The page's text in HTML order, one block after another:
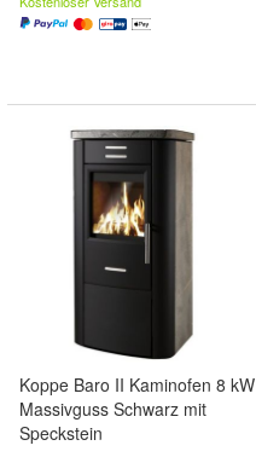
Koppe Baro II Kaminofen 8 kW
Massivguss Schwarz mit
Speckstein